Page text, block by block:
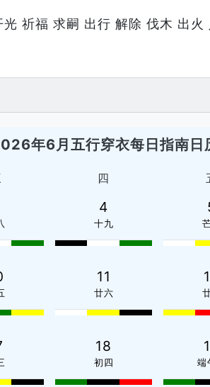
祈福 求嗣 出行 解除 伐木 出
年6月五行穿衣每日指南日
四
4
十九
11
廿六
18
初四 端